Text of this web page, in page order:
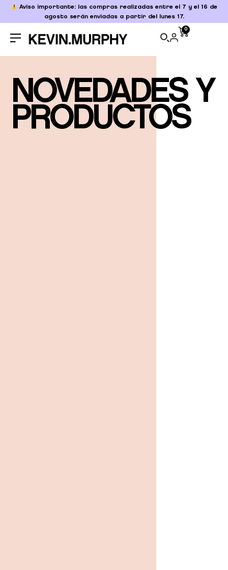
Aviso importante: las compras realizadas entre el 7 y el 16 de
agosto serán enviadas a partir del lunes 17.
0
NOVEDADES Y
PRODUCTOS